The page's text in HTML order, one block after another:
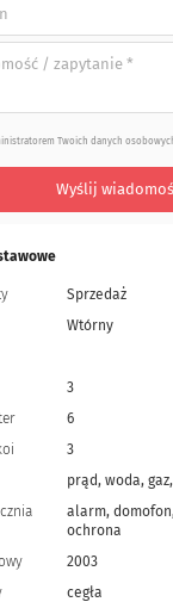
Twoich danych
Wyślij
Sprzedaż
Wtórny
3
6
3
prąd, woda,
alarm,
ochrona
2003
cegła